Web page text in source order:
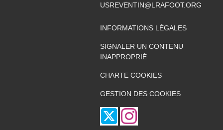
USREVENTIN@LRAFOOT.ORG
INFORMATIONS LÉGALES
SIGNALER UN CONTENU
INAPPROPRIÉ
CHARTE COOKIES
GESTION DES COOKIES